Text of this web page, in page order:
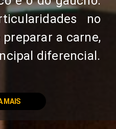
no
a carne,
diferencial.
MAIS